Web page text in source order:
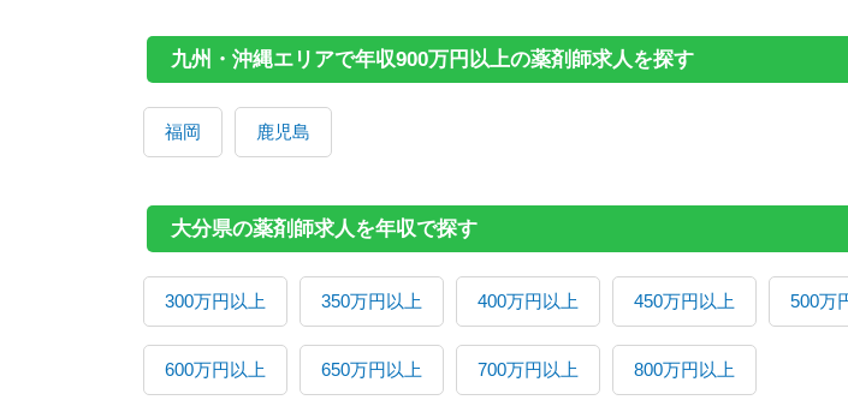
九州・沖縄エリアで年収900万円以上の薬剤師求人を探す
福岡 鹿児島
大分県の薬剤師求人を年収で探す
300万円以上 350万円以上 400万円以上 450万円以上 500万
600万円以上 650万円以上 700万円以上 800万円以上